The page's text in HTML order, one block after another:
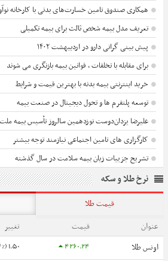
همکاری صندوق تامین خسارت‌های بدنی با کارخانه
تعریف مدل بیمه شخص ثالث برای بیمه تکمیلی
پیش بینی گرانی دارو در اردیبهشت ۱۴۰۲
برای مقابله با تخلفات ، قوانین بیمه بازنگری می شوند
خرید اینترنتی بیمه بدنه با بهترین قیمت و شرایط
توسعه پلتفرم ها و تحول دیجیتال در صنعت بیمه
علیرضا یزدان‌دوست نوزدهمین سالروز تأسیس بیمه
کارگزاری های تامین اجتماعی نیازمند توجه بیشتر
تشریح جزییات زیان بیمه سلامت در سال گذشته
نرخ طلا و سکه
قیمت طلا
عنوان
قیمت تغییر
اونس طلا
4260.24
1.50 (0.04%)